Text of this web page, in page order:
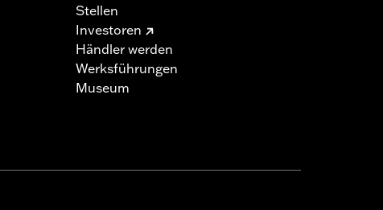
Stellen
Investoren
Händler werden
Werksführungen
Museum